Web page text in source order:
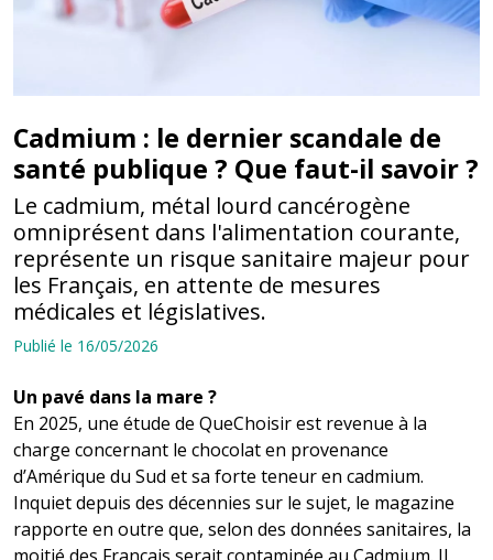
Cadmium : le dernier scandale de
santé publique ? Que faut-il savoir ?
Le cadmium, métal lourd cancérogène
omniprésent dans l'alimentation courante,
représente un risque sanitaire majeur pour
les Français, en attente de mesures
médicales et législatives.
Publié le 16/05/2026
Un pavé dans la mare ?
En 2025, une étude de QueChoisir est revenue à la
charge concernant le chocolat en provenance
d’Amérique du Sud et sa forte teneur en cadmium.
Inquiet depuis des décennies sur le sujet, le magazine
rapporte en outre que, selon des données sanitaires, la